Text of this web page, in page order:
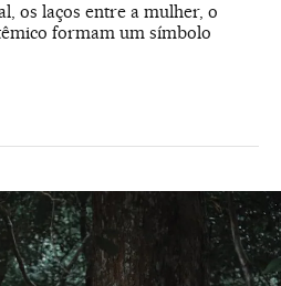
os laços entre a mulher, o
formam um símbolo